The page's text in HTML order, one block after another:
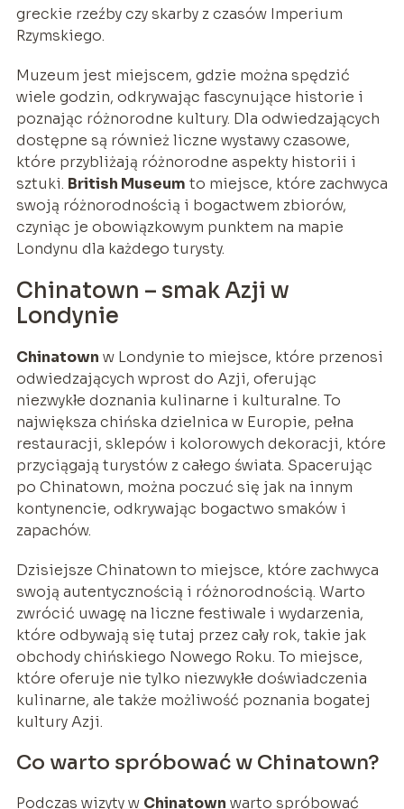
greckie rzeźby czy skarby z czasów Imperium
Rzymskiego.
Muzeum jest miejscem, gdzie można spędzić
wiele godzin, odkrywając fascynujące historie i
poznając różnorodne kultury. Dla odwiedzających
dostępne są również liczne wystawy czasowe,
które przybliżają różnorodne aspekty historii i
sztuki. British Museum to miejsce, które zachwyca
swoją różnorodnością i bogactwem zbiorów,
czyniąc je obowiązkowym punktem na mapie
Londynu dla każdego turysty.
Chinatown – smak Azji w
Londynie
Chinatown w Londynie to miejsce, które przenosi
odwiedzających wprost do Azji, oferując
niezwykłe doznania kulinarne i kulturalne. To
największa chińska dzielnica w Europie, pełna
restauracji, sklepów i kolorowych dekoracji, które
przyciągają turystów z całego świata. Spacerując
po Chinatown, można poczuć się jak na innym
kontynencie, odkrywając bogactwo smaków i
zapachów.
Dzisiejsze Chinatown to miejsce, które zachwyca
swoją autentycznością i różnorodnością. Warto
zwrócić uwagę na liczne festiwale i wydarzenia,
które odbywają się tutaj przez cały rok, takie jak
obchody chińskiego Nowego Roku. To miejsce,
które oferuje nie tylko niezwykłe doświadczenia
kulinarne, ale także możliwość poznania bogatej
kultury Azji.
Co warto spróbować w Chinatown?
Podczas wizyty w Chinatown warto spróbować